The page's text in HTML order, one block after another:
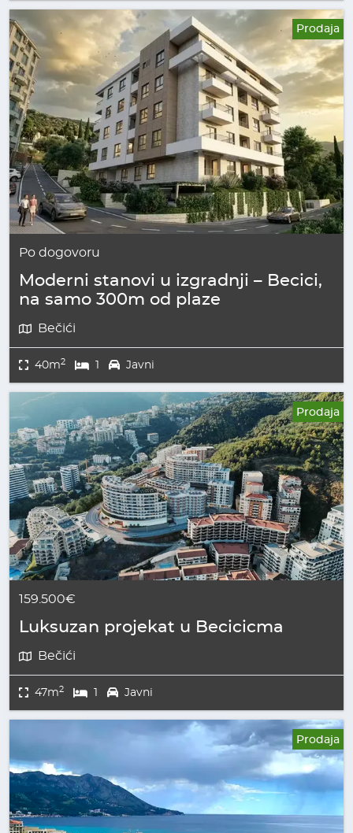
Prodaja
Po dogovoru
Moderni stanovi u izgradnji – Becici,
na samo 300m od plaze
Bečići
40m2 1 Javni
Prodaja
159.500€
Luksuzan projekat u Becicicma
Bečići
47m2 1 Javni
Prodaja